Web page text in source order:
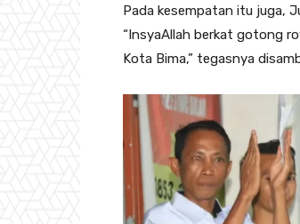
Pada kesempatan itu juga,
“InsyaAllah berkat gotong
Kota Bima,” tegasnya